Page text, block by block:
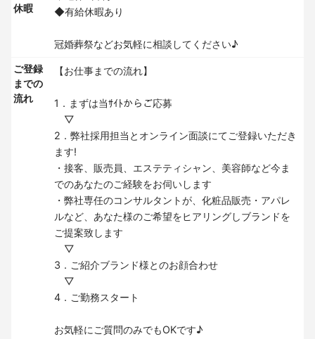
休暇
◆有給休暇あり
冠婚葬祭などお気軽に相談してください♪
ご登録
までの
流れ
【お仕事までの流れ】
1．まずは当ｻｲﾄからご応募
▽
2．弊社採用担当とオンライン面談にてご登録いただき
ます!
・接客、販売員、エステティシャン、美容師など今ま
でのあなたのご経験をお伺いします
・弊社専任のコンサルタントが、化粧品販売・アパレ
ルなど、あなた様のご希望をヒアリングしブランドを
ご提案致します
▽
3．ご紹介ブランド様とのお顔合わせ
▽
4．ご勤務スタート
お気軽にご質問のみでもOKです♪